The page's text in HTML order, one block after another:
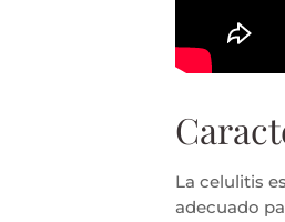
La celulitis
adecuado